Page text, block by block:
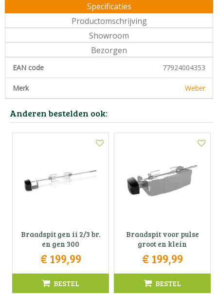
Specificaties
Productomschrijving
Showroom
Bezorgen
EAN code 77924004353
Merk Weber
Anderen bestelden ook:
Braadspit gen ii 2/3 br.
en gen 300
€ 199,99
BESTEL
Braadspit voor pulse
groot en klein
€ 199,99
BESTEL